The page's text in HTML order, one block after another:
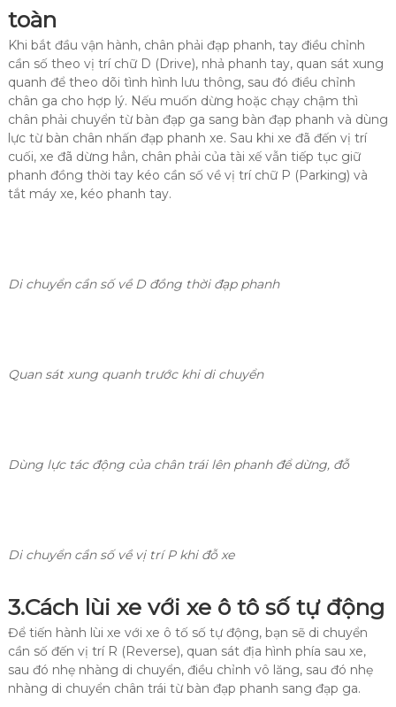
toàn
Khi bắt đầu vận hành, chân phải đạp phanh, tay điều chỉnh
cần số theo vị trí chữ D (Drive), nhả phanh tay, quan sát xung
quanh để theo dõi tình hình lưu thông, sau đó điều chỉnh
chân ga cho hợp lý. Nếu muốn dừng hoặc chạy chậm thì
chân phải chuyển từ bàn đạp ga sang bàn đạp phanh và dùng
lực từ bàn chân nhấn đạp phanh xe. Sau khi xe đã đến vị trí
cuối, xe đã dừng hẳn, chân phải của tài xế vẫn tiếp tục giữ
phanh đồng thời tay kéo cần số về vị trí chữ P (Parking) và
tắt máy xe, kéo phanh tay.
Di chuyển cần số về D đồng thời đạp phanh
Quan sát xung quanh trước khi di chuyển
Dùng lực tác động của chân trái lên phanh để dừng, đỗ
Di chuyển cần số về vị trí P khi đỗ xe
3.Cách lùi xe với xe ô tô số tự động
Để tiến hành lùi xe với xe ô tố số tự động, bạn sẽ di chuyển
cần số đến vị trí R (Reverse), quan sát địa hình phía sau xe,
sau đó nhẹ nhàng di chuyển, điều chỉnh vô lăng, sau đó nhẹ
nhàng di chuyển chân trái từ bàn đạp phanh sang đạp ga.